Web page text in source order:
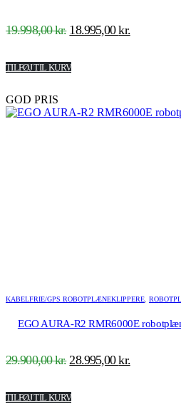
19.998,00kr. Den
pris
var:
18.995,00kr.
TILFØJ TIL KURV
GOD PRIS
KABELFRIE/GPS ROBOTPLÆNEKLIPPERE
EGO AURA-R2 RMR6000E
29.900,00kr. Den
pris
var:
28.995,00kr.
TILFØJ TIL KURV